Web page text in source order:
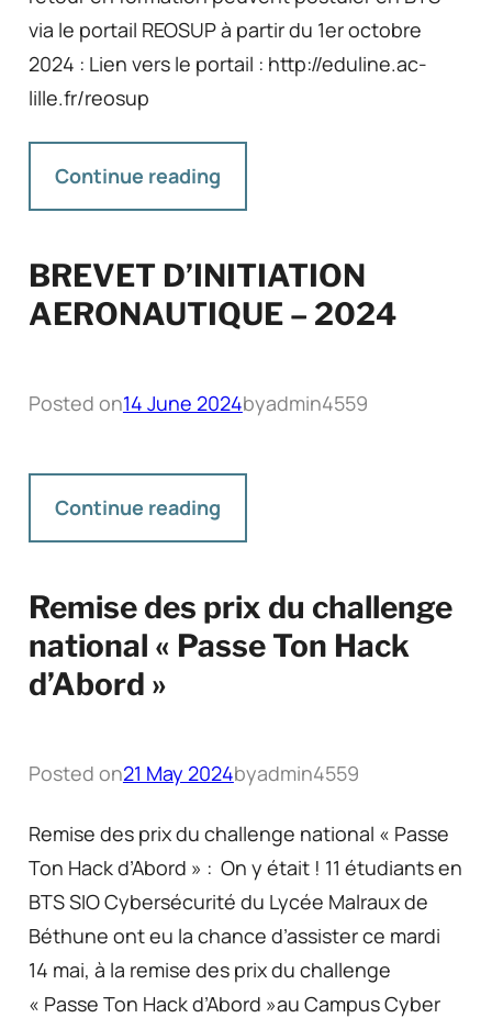
via le portail REOSUP à partir du 1er octobre
2024 : Lien vers le portail : http://eduline.ac-
lille.fr/reosup
Continue reading
BREVET D’INITIATION
AERONAUTIQUE – 2024
Posted on14 June 2024byadmin4559
Continue reading
Remise des prix du challenge
national « Passe Ton Hack
d’Abord »
Posted on21 May 2024byadmin4559
Remise des prix du challenge national « Passe
Ton Hack d’Abord » : On y était ! 11 étudiants en
BTS SIO Cybersécurité du Lycée Malraux de
Béthune ont eu la chance d’assister ce mardi
14 mai, à la remise des prix du challenge
« Passe Ton Hack d’Abord »au Campus Cyber